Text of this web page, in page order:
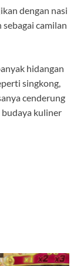
dengan nasi
camilan
hidangan
singkong,
cenderung
budaya kuliner